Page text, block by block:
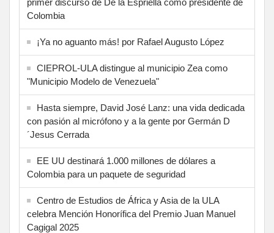
Colombia
¡Ya no aguanto más! por Rafael Augusto López
CIEPROL-ULA distingue al municipio Zea como
"Municipio Modelo de Venezuela"
Hasta siempre, David José Lanz: una vida dedicada
con pasión al micrófono y a la gente por Germán D
´Jesus Cerrada
EE UU destinará 1.000 millones de dólares a
Colombia para un paquete de seguridad
Centro de Estudios de África y Asia de la ULA
celebra Mención Honorífica del Premio Juan Manuel
Cagigal 2025